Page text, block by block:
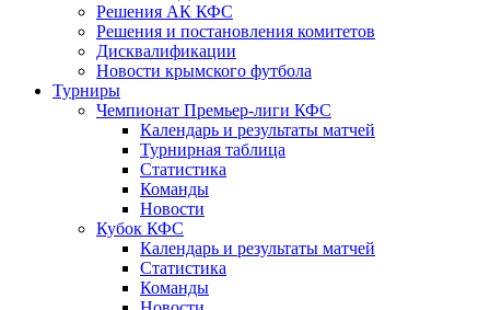
Решения АК КФС
Решения и постановления комитетов
Дисквалификации
Новости крымского футбола
Турниры
Чемпионат Премьер-лиги КФС
Календарь и результаты матчей
Турнирная таблица
Статистика
Команды
Новости
Кубок КФС
Календарь и результаты матчей
Статистика
Команды